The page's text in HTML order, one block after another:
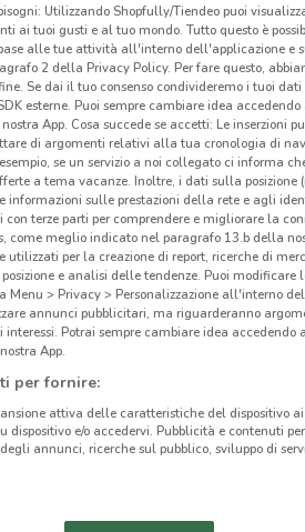
24.3 km
CASCINA
Gli
MD
per
MD
dei
Il
Utilizzando Shopfully/Tiendeo puoi
ai tuoi gusti e al tuo mondo. Tutto questo è
alle tue attività all'interno dell'applicazione e
2 della Privacy Policy. Per fare questo,
Se dai il tuo consenso condivideremo i tuoi dati
esterne. Puoi sempre cambiare idea accedendo
App. Cosa succede se accetti: Le inserzioni
di argomenti relativi alla tua cronologia di
se un servizio a noi collegato ci informa
a tema vacanze. Inoltre, i dati sulla posizione
informazioni sulle prestazioni della rete e agli
con terze parti per comprendere e migliorare la
come meglio indicato nel paragrafo 13.b della
utilizzati per la creazione di report, ricerche di
e analisi delle tendenze. Puoi modificare
Menu > Privacy > Personalizzazione all'interno
annunci pubblicitari, ma riguarderanno
Potrai sempre cambiare idea accedendo
App.
per fornire:
attiva delle caratteristiche del dispositivo
e/o accedervi. Pubblicità e contenuti
annunci, ricerche sul pubblico, sviluppo di